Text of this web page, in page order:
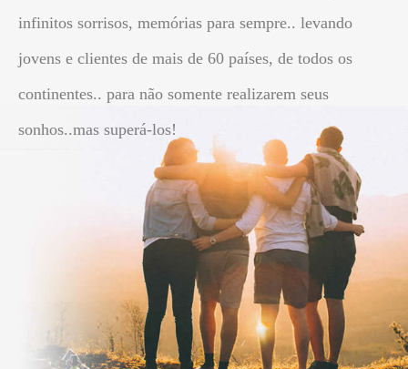
infinitos sorrisos, memórias para sempre.. levando
jovens e clientes de mais de 60 países, de todos os
continentes.. para não somente realizarem seus
sonhos..mas superá-los!